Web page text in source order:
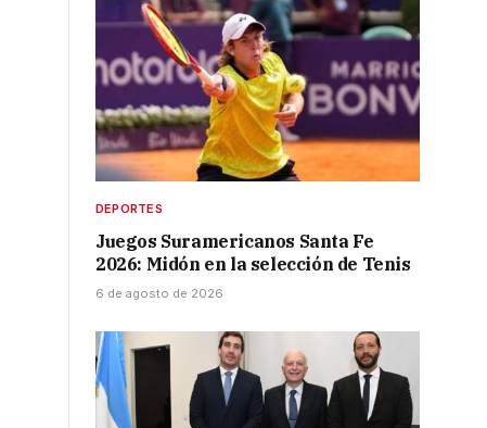
DEPORTES
Juegos Suramericanos Santa Fe
2026: Midón en la selección de Tenis
6 de agosto de 2026